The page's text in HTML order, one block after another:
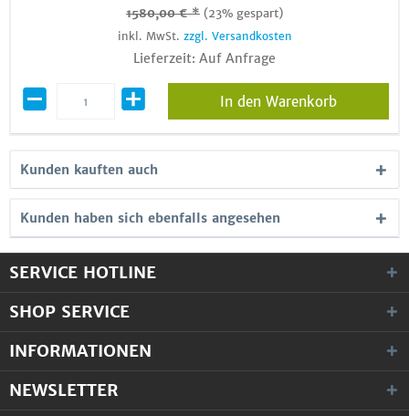
1580,00 € * (23% gespart)
inkl. MwSt. zzgl. Versandkosten
Lieferzeit: Auf Anfrage
In den Warenkorb
Kunden kauften auch
Kunden haben sich ebenfalls angesehen
SERVICE HOTLINE
SHOP SERVICE
INFORMATIONEN
NEWSLETTER